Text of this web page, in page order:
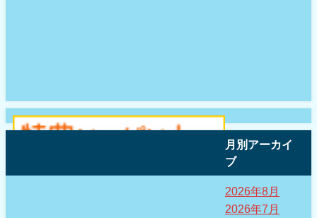
月別アーカイ
ブ
2026年8月
2026年7月